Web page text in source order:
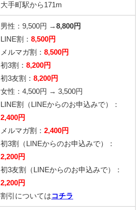
大手町駅から171m
男性：9,500円 → 8,800円
LINE割： 8,500円
メルマガ割： 8,500円
初3割： 8,200円
初3友割： 8,200円
女性：4,500円 → 3,500円
LINE割
（LINEからのお申込みで）
：
2,400円
メルマガ割： 2,400円
初3割
（LINEからのお申込みで）
：
2,200円
初3友割
（LINEからのお申込みで）
：
2,200円
割引については コチラ